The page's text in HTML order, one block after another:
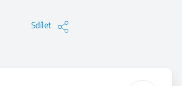
Sdílet